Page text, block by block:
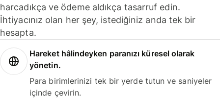
harcadıkça ve ödeme aldıkça tasarruf edin.
İhtiyacınız olan her şey, istediğiniz anda tek bir
hesapta.
Hareket hâlindeyken paranızı küresel olarak
yönetin.
Para birimlerinizi tek bir yerde tutun ve saniyeler
içinde çevirin.